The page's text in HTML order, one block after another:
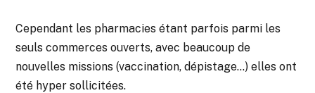
Cependant les pharmacies étant parfois parmi les
seuls commerces ouverts, avec beaucoup de
nouvelles missions (vaccination, dépistage…) elles ont
été hyper sollicitées.